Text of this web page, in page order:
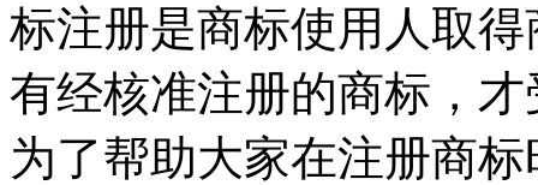
标注册是商标使用人取
有经核准注册的商标，
为了帮助大家在注册商